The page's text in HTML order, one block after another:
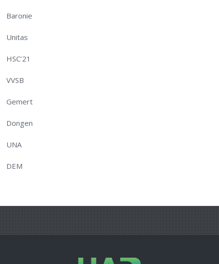
Baronie
Unitas
HSC’21
VVSB
Gemert
Dongen
UNA
DEM